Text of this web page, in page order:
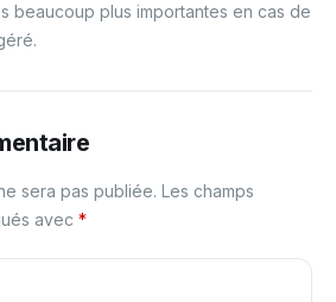
beaucoup plus importantes en cas de
sera pas publiée. Les champs
avec *